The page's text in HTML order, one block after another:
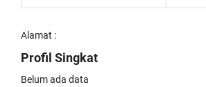
Alamat :
Profil Singkat
Belum ada data